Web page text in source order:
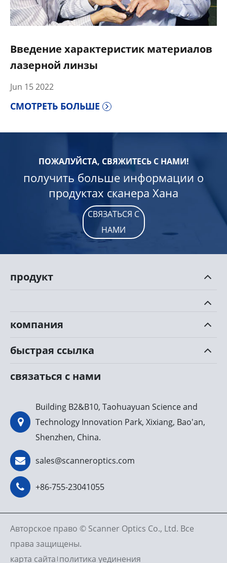
Введение характеристик материалов
лазерной линзы
Jun 15 2022
СМОТРЕТЬ БОЛЬШЕ
ПОЖАЛУЙСТА, СВЯЖИТЕСЬ С НАМИ!
получить больше информации о
продуктах сканера Хана
СВЯЗАТЬСЯ С
НАМИ
продукт
компания
быстрая ссылка
связаться с нами
Building B2&B10, Taohuayuan Science and
Technology Innovation Park, Xixiang, Bao'an,
Shenzhen, China.
sales@scanneroptics.com
+86-755-23041055
Авторское право © Scanner Optics Co., Ltd. Все
права защищены.
карта сайта политика уединения